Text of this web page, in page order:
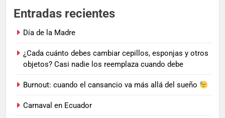
Entradas recientes
Día de la Madre
¿Cada cuánto debes cambiar cepillos, esponjas y otros
objetos? Casi nadie los reemplaza cuando debe
Burnout: cuando el cansancio va más allá del sueño
Carnaval en Ecuador